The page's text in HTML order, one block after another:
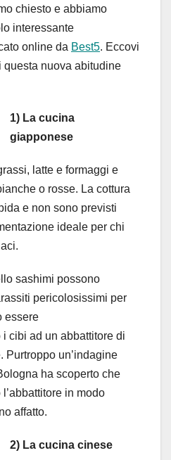
chiesto e abbiamo
interessante
online da Best5. Eccovi
questa nuova abitudine
1) La cucina
giapponese
latte e formaggi e
o rosse. La cottura
e non sono previsti
ideale per chi
sashimi possono
pericolosissimi per
essere
cibi ad un abbattitore di
Purtroppo un’indagine
ha scoperto che
in modo
affatto.
2) La cucina cinese